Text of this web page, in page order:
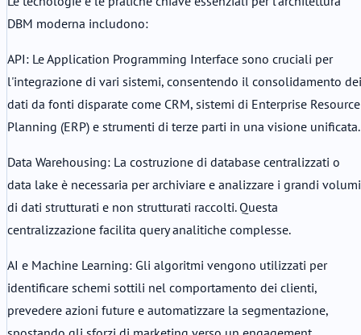
DBM moderna includono:
API: Le Application Programming Interface sono cruciali per
l'integrazione di vari sistemi, consentendo il consolidamento dei
dati da fonti disparate come CRM, sistemi di Enterprise Resource
Planning (ERP) e strumenti di terze parti in una visione unificata.
Data Warehousing: La costruzione di database centralizzati o
data lake è necessaria per archiviare e analizzare i grandi volumi
di dati strutturati e non strutturati raccolti. Questa
centralizzazione facilita query analitiche complesse.
AI e Machine Learning: Gli algoritmi vengono utilizzati per
identificare schemi sottili nel comportamento dei clienti,
prevedere azioni future e automatizzare la segmentazione,